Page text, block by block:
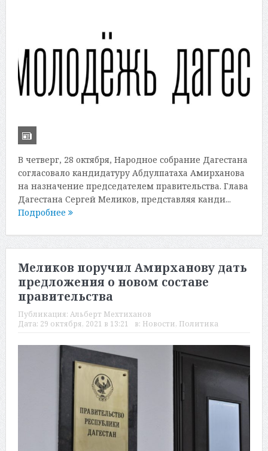
В четверг, 28 октября, Народное собрание Дагестана
согласовало кандидатуру Абдулпатаха Амирханова
на назначение председателем правительства. Глава
Дагестана Сергей Меликов, представляя канди...
Подробнее
Меликов поручил Амирханову дать
предложения о новом составе
правительства
Публикация: Альберт Мехтиханов
Дата: 29 октября, 2021 в 13:21 в: Новости, Политика